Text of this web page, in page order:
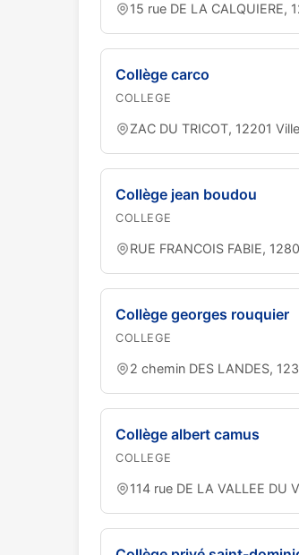
15 rue DE LA CALQUIERE,
Collège carco
COLLEGE
ZAC DU TRICOT, 12201
Collège jean boudou
COLLEGE
RUE FRANCOIS FABIE,
Collège georges rouquier
COLLEGE
2 chemin DES LANDES,
Collège albert camus
COLLEGE
114 rue DE LA VALLEE DU